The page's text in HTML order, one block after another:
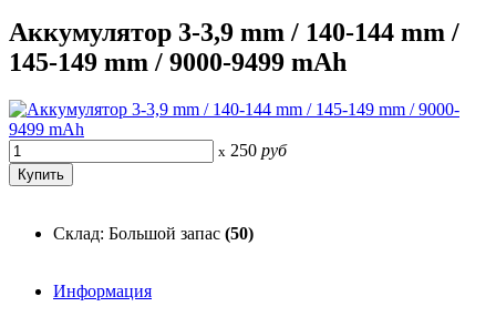
Аккумулятор 3-3,9 mm / 140-144 mm /
145-149 mm / 9000-9499 mAh
x 250 руб
Склад: Большой запас (50)
Информация